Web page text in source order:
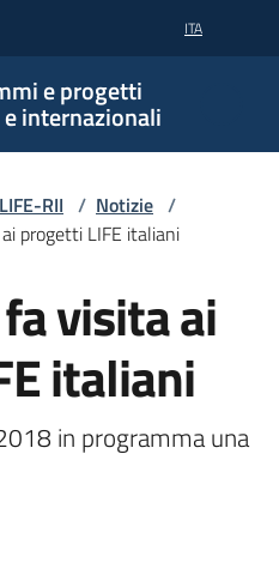
ITA
e progetti
internazionali
RII / Notizie /
progetti LIFE italiani
visita ai
italiani
in programma una